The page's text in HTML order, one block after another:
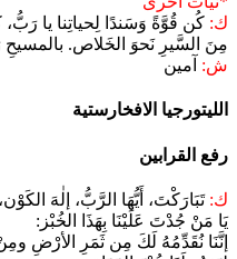
ك: كُن قُوَّةً وَسَندًا لِحياتِنا يا
مِنَ السَّيرِ نَحوَ الخَلاص. بالمسيحِ
ش: آمين
الليتورجيا الافخارستية​
رفع القرابين
ك: تَبَارَكْتَ، أَيُّهَا الرَّبُّ، إلٰهَ الكَوْن،
يَا مَنْ جُدْتَ عَلَيْنَا بِهَذَا الخُبْز:
إنَّنَا نُقَدِّمُهُ لَكَ مِن ثَمَرِ الأرْضِ